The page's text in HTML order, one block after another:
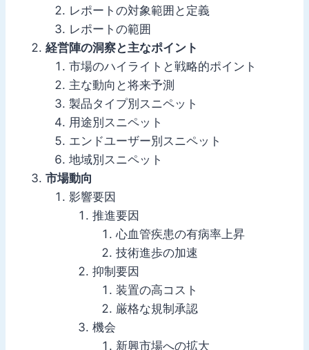
レポートの対象範囲と定義
レポートの範囲
経営陣の洞察と主なポイント
市場のハイライトと戦略的ポイント
主な動向と将来予測
製品タイプ別スニペット
用途別スニペット
エンドユーザー別スニペット
地域別スニペット
市場動向
影響要因
推進要因
心血管疾患の有病率上昇
技術進歩の加速
抑制要因
装置の高コスト
厳格な規制承認
機会
新興市場への拡大